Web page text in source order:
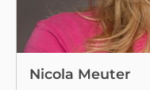
Nicola Meuter